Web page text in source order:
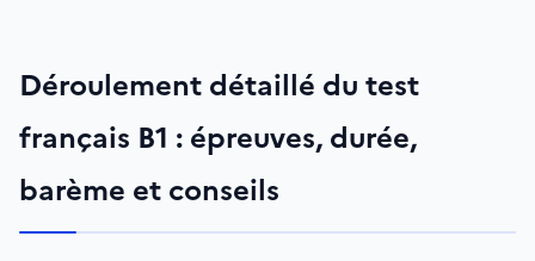
Déroulement détaillé du test
français B1 : épreuves, durée,
barème et conseils